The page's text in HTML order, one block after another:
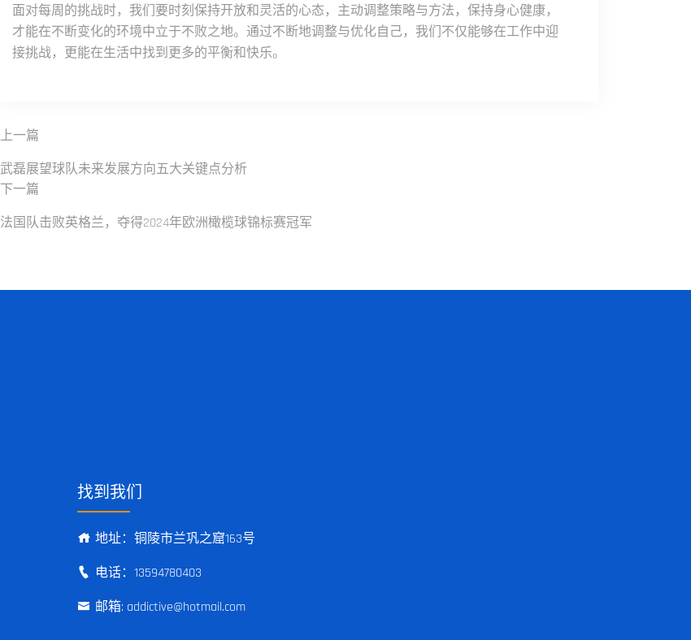
面对每周的挑战时，我们要时刻保持开放和灵活的心态，主动调整策略与方法，保持身心健康，
才能在不断变化的环境中立于不败之地。通过不断地调整与优化自己，我们不仅能够在工作中迎
接挑战，更能在生活中找到更多的平衡和快乐。
上一篇
武磊展望球队未来发展方向五大关键点分析
下一篇
法国队击败英格兰，夺得2024年欧洲橄榄球锦标赛冠军
找到我们
地址：铜陵市兰巩之窟163号
电话：13594780403
邮箱: addictive@hotmail.com